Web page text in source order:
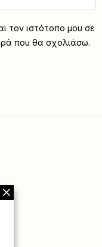
τον ιστότοπο μου σε
που θα σχολιάσω.